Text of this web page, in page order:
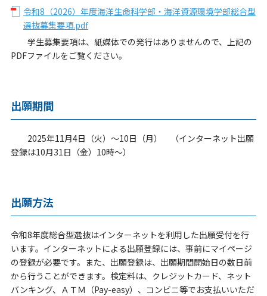
令和8（2026）年度海洋生命科学部・海洋資源環境学部総合型
選抜募集要項.pdf
学生募集要項は、紙媒体での発行はありませんので、上記の
PDFファイルをご覧ください。
出願期間
2025年11月4日（火）～10日（月） （インターネット出願
登録は10月31日（金）10時～）
出願方法
令和8年度総合型選抜はインターネットを利用した出願受付を行
います。インターネットによる出願登録には、事前にマイページ
の登録が必要です。また、出願登録は、出願期間開始日の数日前
から行うことができます。検定料は、クレジットカード、ネット
バンキング、 ＡＴＭ（Pay-easy）、 コンビニ等でお支払いいただ